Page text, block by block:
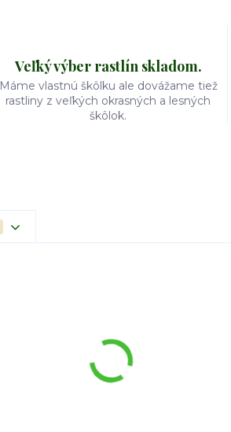
Veľký výber rastlín skladom.
Máme vlastnú škôlku ale dovážame tiež
rastliny z veľkých okrasných a lesných
škôlok.